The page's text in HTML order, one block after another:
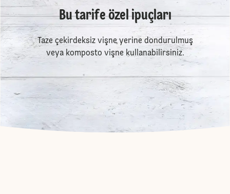
Bu tarife özel ipuçları
Taze çekirdeksiz vişne yerine dondurulmuş
veya komposto vişne kullanabilirsiniz.